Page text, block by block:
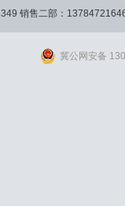
销售二部：
冀公网安备